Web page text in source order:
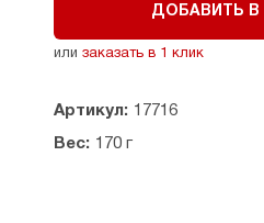
ДОБАВИТЬ В
или заказать в 1 клик
Артикул: 17716
Вес: 170 г